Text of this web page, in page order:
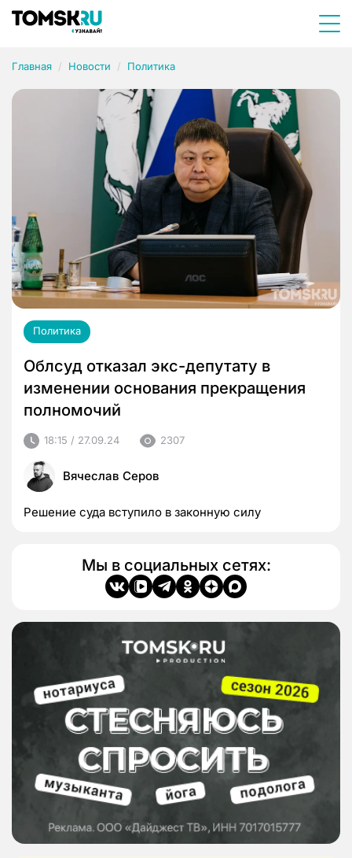
Главная Новости Политика
Политика
Облсуд отказал экс-депутату в
изменении основания прекращения
полномочий
18:15 / 27.09.24 2307
Вячеслав Серов
Решение суда вступило в законную силу
Мы в социальных сетях: